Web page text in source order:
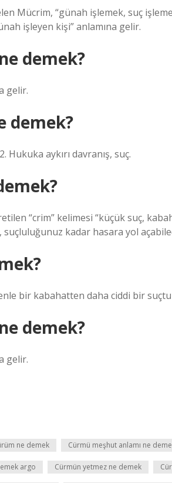
Mücrim, “günah işlemek, suç
işleyen kişi” anlamına gelir.
demek?
gelir.
demek?
Hukuka aykırı davranış, suç.
“crim” kelimesi “küçük suç,
suçluluğunuz kadar hasara yol
bir kabahatten daha ciddi bir
demek?
gelir.
ne demek Cürmü meşhut anlamı ne
argo Cürmün yetmez ne demek